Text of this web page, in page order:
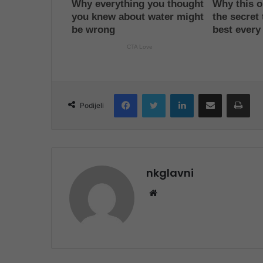
Podijeli
FacebookTwitter LinkedInShare via Email
nkglavni